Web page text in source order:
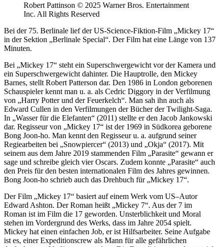
Robert Pattinson © 2025 Warner Bros. Entertainment
Inc. All Rights Reserved
Bei der 75. Berlinale lief der US-Science-Fiktion-Film „Mickey 17“
in der Sektion „Berlinale Special“. Der Film hat eine Länge von 137
Minuten.
Bei „Mickey 17“ steht ein Superschwergewicht vor der Kamera und
ein Superschwergewicht dahinter. Die Hauptrolle, den Mickey
Barnes, stellt Robert Patterson dar. Den 1986 in London geborenen
Schauspieler kennt man u. a. als Cedric Diggory in der Verfilmung
von „Harry Potter und der Feuerkelch“. Man sah ihn auch als
Edward Cullen in den Verfilmungen der Bücher der Twilight-Saga.
In „Wasser für die Elefanten“ (2011) stellte er den Jacob Jankowski
dar. Regisseur von „Mickey 17“ ist der 1969 in Südkorea geborene
Bong Joon-ho. Man kennt den Regisseur u. a. aufgrund seiner
Regiearbeiten bei „Snowpiercer“ (2013) und „Okja“ (2017). Mit
seinem aus dem Jahre 2019 stammenden Film „Parasite“ gewann er
sage und schreibe gleich vier Oscars. Zudem konnte „Parasite“ auch
den Preis für den besten internationalen Film des Jahres gewinnen.
Bong Joon-ho schrieb auch das Drehbuch für „Mickey 17“.
Der Film „Mickey 17“ basiert auf einem Werk vom US–Autor
Edward Ashton. Der Roman heißt „Mickey 7“. Aus der 7 im
Roman ist im Film die 17 geworden. Unsterblichkeit und Moral
stehen im Vordergrund des Werks, dass im Jahre 2054 spielt.
Mickey hat einen einfachen Job, er ist Hilfsarbeiter. Seine Aufgabe
ist es, einer Expeditionscrew als Mann für alle gefährlichen